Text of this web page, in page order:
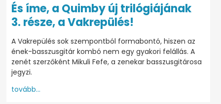
És íme, a Quimby új trilógiájának
3. része, a Vakrepülés!
A Vakrepülés sok szempontból formabontó, hiszen az
ének-basszusgitár kombó nem egy gyakori felállás. A
zenét szerzőként Mikuli Fefe, a zenekar basszusgitárosa
jegyzi.
tovább...